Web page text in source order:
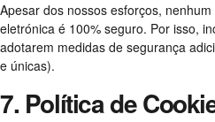
Apesar dos nossos esforços,
eletrónica é 100% seguro. Por isso,
adotarem medidas de segurança
e únicas).
7. Política de